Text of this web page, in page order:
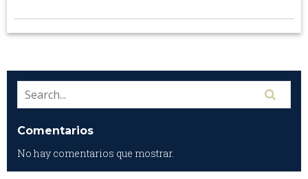
Comentarios
No hay comentarios que mostrar.